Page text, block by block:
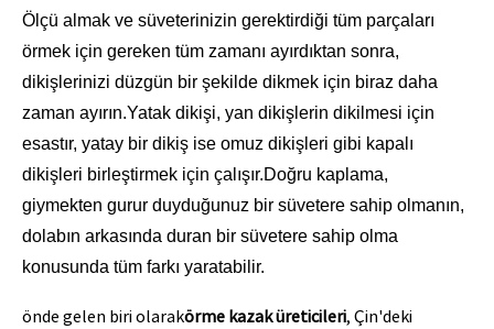
Ölçü almak ve süveterinizin gerektirdiği tüm parçaları
örmek için gereken tüm zamanı ayırdıktan sonra,
dikişlerinizi düzgün bir şekilde dikmek için biraz daha
zaman ayırın.Yatak dikişi, yan dikişlerin dikilmesi için
esastır, yatay bir dikiş ise omuz dikişleri gibi kapalı
dikişleri birleştirmek için çalışır.Doğru kaplama,
giymekten gurur duyduğunuz bir süvetere sahip olmanın,
dolabın arkasında duran bir süvetere sahip olma
konusunda tüm farkı yaratabilir.
önde gelen biri olarakörme kazak üreticileri, Çin'deki